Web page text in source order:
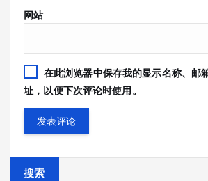
网站
在此浏览器中保存我的显示名称、邮
址，以便下次评论时使用。
搜索